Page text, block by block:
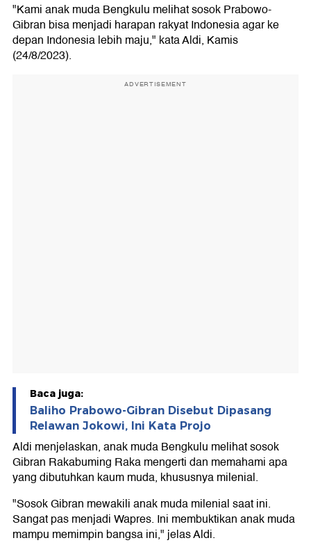
"Kami anak muda Bengkulu melihat sosok Prabowo-
Gibran bisa menjadi harapan rakyat Indonesia agar ke
depan Indonesia lebih maju," kata Aldi, Kamis
(24/8/2023).
ADVERTISEMENT
Baca juga:
Baliho Prabowo-Gibran Disebut Dipasang
Relawan Jokowi, Ini Kata Projo
Aldi menjelaskan, anak muda Bengkulu melihat sosok
Gibran Rakabuming Raka mengerti dan memahami apa
yang dibutuhkan kaum muda, khususnya milenial.
"Sosok Gibran mewakili anak muda milenial saat ini.
Sangat pas menjadi Wapres. Ini membuktikan anak muda
mampu memimpin bangsa ini," jelas Aldi.